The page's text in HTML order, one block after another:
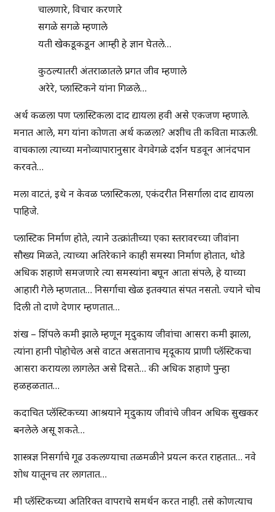
चालणारे, विचार करणारे
सगळे सगळे म्हणाले
यती खेकडूकडून आम्ही हे ज्ञान घेतले…
कुठल्यातरी अंतराळातले प्रगत जीव म्हणाले
अरेरे, प्लास्टिकने यांना गिळले…
अर्थ कळला पण प्लास्टिकला दाद द्यायला हवी असे एकजण म्हणाले.
मनात आले, मग यांना कोणता अर्थ कळला? अशीच ती कविता माऊली.
वाचकाला त्याच्या मनोव्यापारानुसार वेगवेगळे दर्शन घडवून आनंदपान
करवते…
मला वाटतं, इथे न केवळ प्लास्टिकला, एकंदरीत निसर्गाला दाद द्यायला
पाहिजे.
प्लास्टिक निर्माण होते, त्याने उत्क्रांतीच्या एका स्तरावरच्या जीवांना
सौख्य मिळते, त्याच्या अतिरेकाने काही समस्या निर्माण होतात, थोडे
अधिक शहाणे समजणारे त्या समस्यांना बघून आता संपले, हे याच्या
आहारी गेले म्हणतात… निसर्गाचा खेळ इतक्यात संपत नसतो. ज्याने चोच
दिली तो दाणे देणार म्हणतात…
शंख – शिंपले कमी झाले म्हणून मृदुकाय जीवांचा आसरा कमी झाला,
त्यांना हानी पोहोचेल असे वाटत असतानाच मृदूकाय प्राणी प्लॅस्टिकचा
आसरा करायला लागलेत असे दिसते… की अधिक शहाणे पुन्हा
हळहळतात…
कदाचित प्लॅस्टिकच्या आश्रयाने मृदुकाय जीवांचे जीवन अधिक सुखकर
बनलेले असू शकते…
शास्त्रज्ञ निसर्गाचे गूढ उकलण्याचा तळमळीने प्रयत्न करत राहतात… नवे
शोध यातूनच तर लागतात…
मी प्लॅस्टिकच्या अतिरिक्त वापराचे समर्थन करत नाही. तसे कोणत्याच